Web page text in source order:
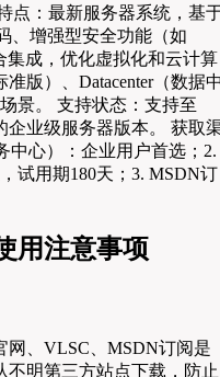
点：最新服务器系统，基
、增强型安全功能（如
集成，优化虚拟化和云计算
版）、Datacenter（数据
景。 支持状态：支持至
企业级服务器版本。 获取
中心）：企业用户首选；2.
试用期180天；3. MSDN订
用注意事项
网、VLSC、MSDN订阅是
明第三方站点下载，防止